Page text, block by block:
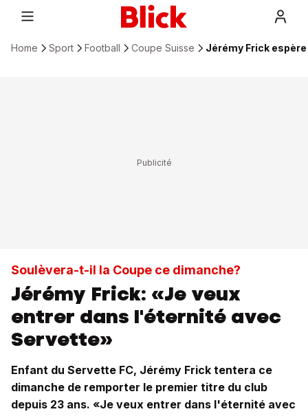
Home Sport Football Coupe Suisse Jérémy Frick
Soulèvera-t-il la Coupe ce dimanche?
Jérémy Frick: «Je veux
entrer dans l'éternité avec
Servette»
Enfant du Servette FC, Jérémy Frick tentera ce
dimanche de remporter le premier titre du club
depuis 23 ans. «Je veux entrer dans l'éternité avec